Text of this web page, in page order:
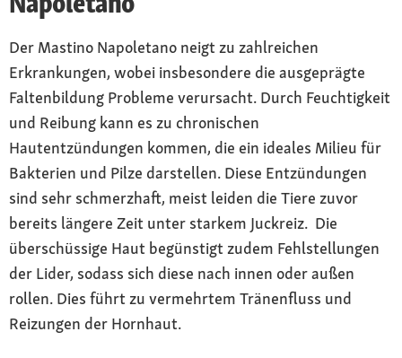
Der Mastino Napoletano neigt zu zahlreichen
Erkrankungen, wobei insbesondere die ausgeprägte
Faltenbildung Probleme verursacht. Durch Feuchtigkeit
und Reibung kann es zu chronischen
Hautentzündungen kommen, die ein ideales Milieu für
Bakterien und Pilze darstellen. Diese Entzündungen
sind sehr schmerzhaft, meist leiden die Tiere zuvor
bereits längere Zeit unter starkem Juckreiz. Die
überschüssige Haut begünstigt zudem Fehlstellungen
der Lider, sodass sich diese nach innen oder außen
rollen. Dies führt zu vermehrtem Tränenfluss und
Reizungen der Hornhaut.